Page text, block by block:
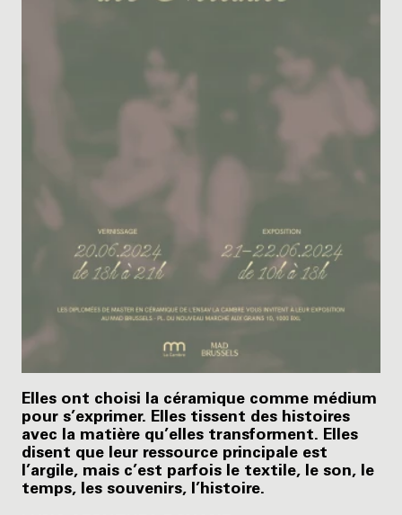
Elles ont choisi la céramique comme médium
pour s’exprimer. Elles tissent des histoires
avec la matière qu’elles transforment. Elles
disent que leur ressource principale est
l’argile, mais c’est parfois le textile, le son, le
temps, les souvenirs, l’histoire.